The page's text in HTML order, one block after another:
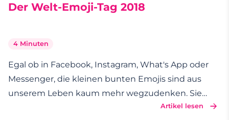
Der Welt-Emoji-Tag 2018
4 Minuten
Egal ob in Facebook, Instagram, What's App oder
Messenger, die kleinen bunten Emojis sind aus
unserem Leben kaum mehr wegzudenken. Sie
gehören zu unserem Alltag und senden unseren
Artikel lesen